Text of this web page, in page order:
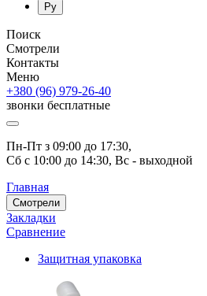
Ру
Поиск
Смотрели
Контакты
Меню
+380 (96) 979-26-40
звонки бесплатные
Пн-Пт з 09:00 до 17:30,
Сб с 10:00 до 14:30, Вс - выходной
Главная
Смотрели
Закладки
Сравнение
Защитная упаковка